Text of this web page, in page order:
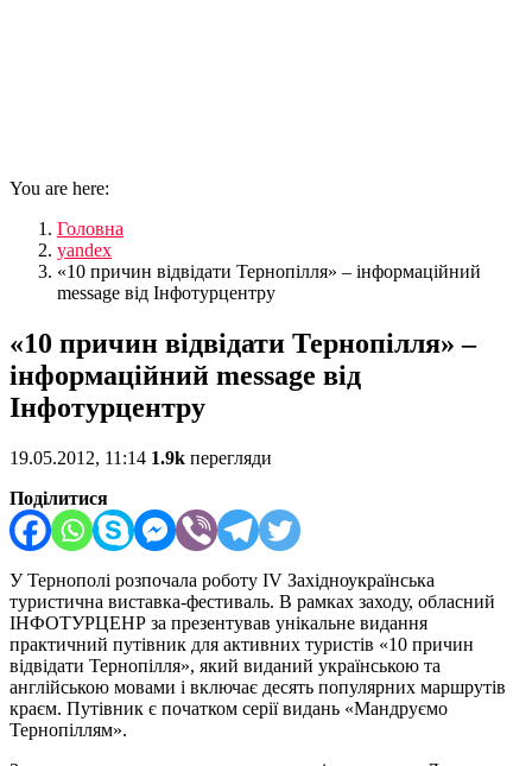
You are here:
Головна
yandex
«10 причин відвідати Тернопілля» – інформаційний
message від Інфотурцентру
«10 причин відвідати Тернопілля» –
інформаційний message від
Інфотурцентру
19.05.2012, 11:14 1.9k перегляди
Поділитися
У Тернополі розпочала роботу IV Західноукраїнська
туристична виставка-фестиваль. В рамках заходу, обласний
ІНФОТУРЦЕНР за презентував унікальне видання
практичний путівник для активних туристів «10 причин
відвідати Тернопілля», який виданий українською та
англійською мовами і включає десять популярних маршрутів
краєм. Путівник є початком серії видань «Мандруємо
Тернопіллям».